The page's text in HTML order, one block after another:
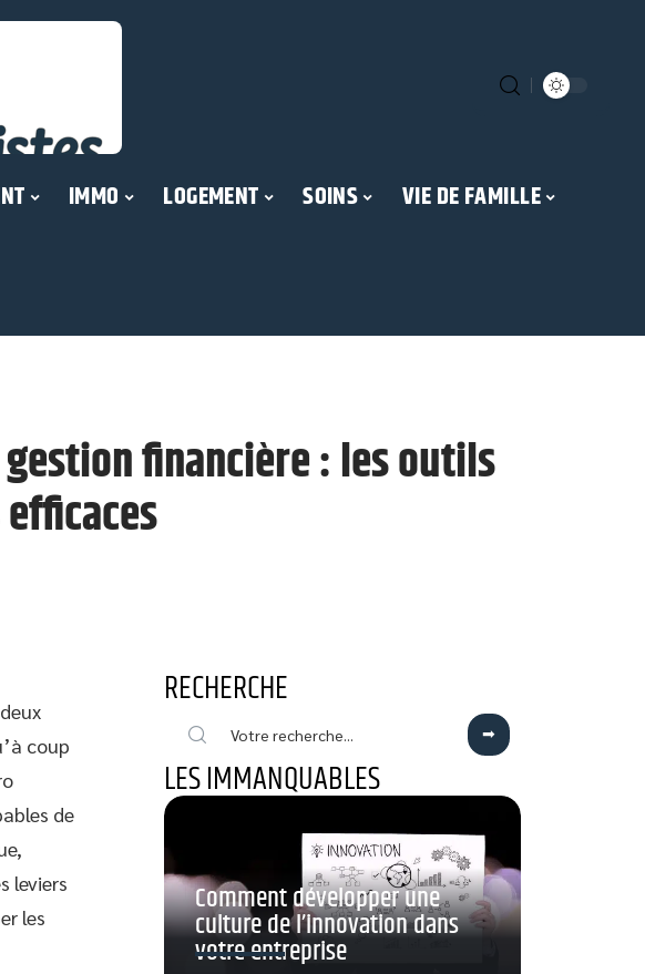
IMMO LOGEMENT SOINS
VIE DE FAMILLE
financière : les outils
coup
de
leviers
les
RECHERCHE
LES IMMANQUABLES
Comment développer une
culture de l’innovation dans
votre entreprise